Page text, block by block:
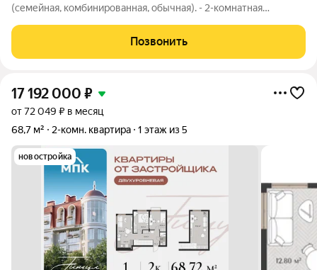
(семейная, комбинированная, обычная). - 2-комнатная
0.5 55.7 м2, общ. площадь без холодных помещений 51.6 м2,
жилая 24.6 м2, кухня 11.0
Позвонить
17 192 000 ₽
от 72 049 ₽ в месяц
68,7 м²
2-комн. квартира 1 этаж из 5
новостройка